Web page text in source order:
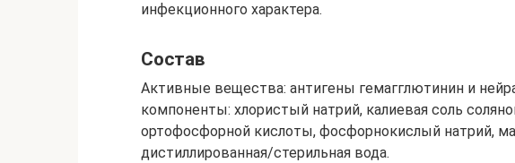
инфекционного характера.
Состав
Активные вещества: антигены гемагглютинин и
компоненты: хлористый натрий, калиевая соль
ортофосфорной кислоты, фосфорнокислый натрий,
дистиллированная/стерильная вода.